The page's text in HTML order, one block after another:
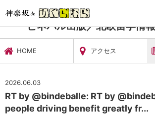
習い事・稽古 ビネバル出版／北欧留学情
ビネバル出版／北欧留学情
HOME アクセス
2026.06.03
RT by @bindeballe: RT by
people driving benefit greatly fr...